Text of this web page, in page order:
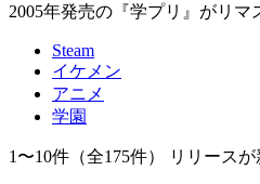
2005年発売の『学プリ』がリマ
Steam
イケメン
アニメ
学園
1〜10件 （全175件） リリース